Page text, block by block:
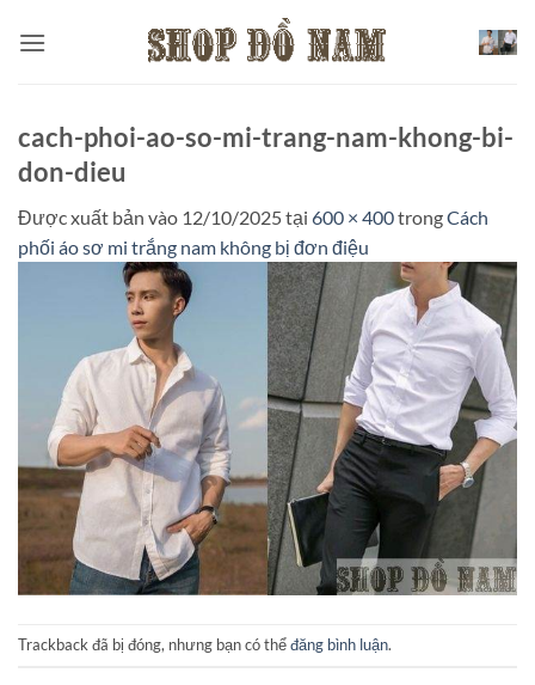
qua
cach-phoi-ao-so-mi-trang-nam-khong-bi-
don-dieu
Được xuất bản vào 12/10/2025tại 600 × 400trongCách
phối áo sơ mi trắng nam không bị đơn điệu
Trackback đã bị đóng, nhưng bạn có thểđăng bình luận.